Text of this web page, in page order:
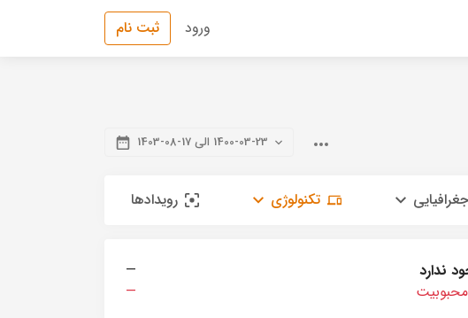
ورود ثبت نام
1400-03-23 الی 17-08-1403
جغرافیایی تکنولوژی رویدادها
ندارد
—
—